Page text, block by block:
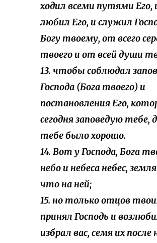
ходил всеми путями Его,
любил Его, и служил
Богу твоему, от всего
твоего и от всей души
13. чтобы соблюдал
Господа (Бога твоего) и
постановления Его,
сегодня заповедую тебе,
тебе было хорошо.
14. Вот у Господа, Бога
небо и небеса небес, земля
что на ней;
15. но только отцов
принял Господь и
избрал вас, семя их после